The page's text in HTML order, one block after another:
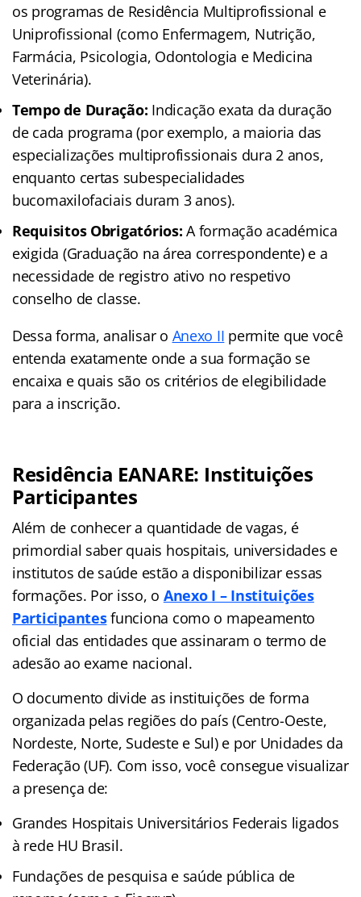
os programas de Residência Multiprofissional e
Uniprofissional (como Enfermagem, Nutrição,
Farmácia, Psicologia, Odontologia e Medicina
Veterinária).
Tempo de Duração: Indicação exata da duração
de cada programa (por exemplo, a maioria das
especializações multiprofissionais dura 2 anos,
enquanto certas subespecialidades
bucomaxilofaciais duram 3 anos).
Requisitos Obrigatórios: A formação académica
exigida (Graduação na área correspondente) e a
necessidade de registro ativo no respetivo
conselho de classe.
Dessa forma, analisar o Anexo II permite que você
entenda exatamente onde a sua formação se
encaixa e quais são os critérios de elegibilidade
para a inscrição.
Residência EANARE: Instituições
Participantes
Além de conhecer a quantidade de vagas, é
primordial saber quais hospitais, universidades e
institutos de saúde estão a disponibilizar essas
formações. Por isso, o Anexo I – Instituições
Participantesfunciona como o mapeamento
oficial das entidades que assinaram o termo de
adesão ao exame nacional.
O documento divide as instituições de forma
organizada pelas regiões do país (Centro-Oeste,
Nordeste, Norte, Sudeste e Sul) e por Unidades da
Federação (UF). Com isso, você consegue visualizar
a presença de:
Grandes Hospitais Universitários Federais ligados
à rede HU Brasil.
Fundações de pesquisa e saúde pública de